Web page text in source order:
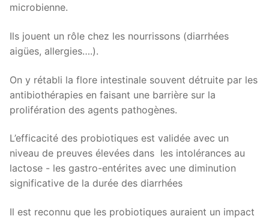
microbienne.
Ils jouent un rôle chez les nourrissons (diarrhées
aigües, allergies….).
On y rétabli la flore intestinale souvent détruite par les
antibiothérapies en faisant une barrière sur la
prolifération des agents pathogènes.
L’efficacité des probiotiques est validée avec un
niveau de preuves élevées dans les intolérances au
lactose - les gastro-entérites avec une diminution
significative de la durée des diarrhées
Il est reconnu que les probiotiques auraient un impact